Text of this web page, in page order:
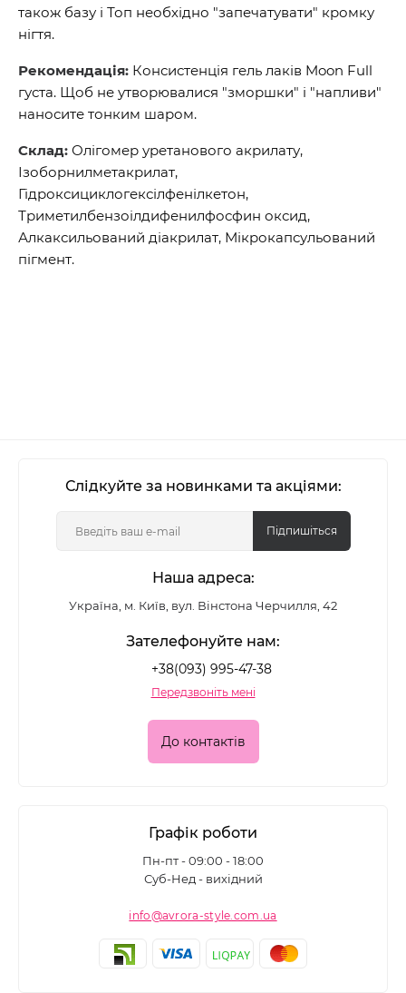
також базу і Топ необхідно "запечатувати" кромку
нігтя.
Рекомендація: Консистенція гель лаків Moon Full
густа. Щоб не утворювалися "зморшки" і "напливи"
наносите тонким шаром.
Склад: Олігомер уретанового акрилату,
Ізоборнилметакрилат,
Гідроксициклогексілфенілкетон,
Триметилбензоілдифенилфосфин оксид,
Алкаксильований діакрилат, Мікрокапсульований
пігмент.
Слідкуйте за новинками та акціями:
Підпишіться
Наша адреса:
Україна, м. Київ, вул. Вінстона Черчилля, 42
Зателефонуйте нам:
+38(093) 995-47-38
Передзвоніть мені
До контактів
Графік роботи
Пн-пт - 09:00 - 18:00
Суб-Нед - вихідний
info@avrora-style.com.ua